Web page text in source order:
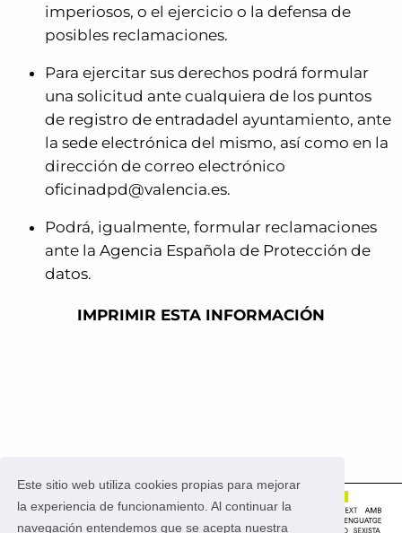
Este sitio web utiliza cookies propias para mejorar
la experiencia de funcionamiento. Al continuar la
navegación entendemos que se acepta nuestra
imperiosos, o el ejercicio o la defensa de
posibles reclamaciones.
Para ejercitar sus derechos podrá formular
una solicitud ante cualquiera de los puntos
de registro de entradadel ayuntamiento, ante
la sede electrónica del mismo, así como en la
dirección de correo electrónico
oficinadpd@valencia.es.
Podrá, igualmente, formular reclamaciones
ante la Agencia Española de Protección de
datos.
IMPRIMIR ESTA INFORMACIÓN